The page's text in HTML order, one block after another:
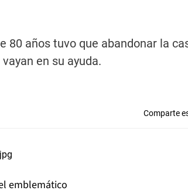
años tuvo que abandonar la
en su ayuda.
Comparte
emblemático